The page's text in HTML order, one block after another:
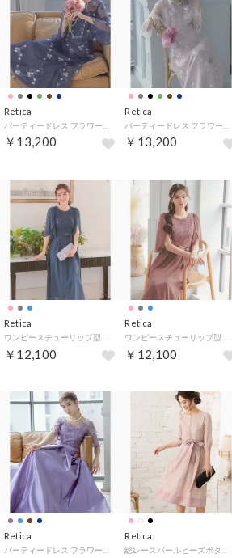
Retica
￥13,200
Retica
￥13,200
Retica
ワンピースチューリップ型半袖シースルーレースウエストリボンロングスカート結婚式パーティードレス （ブルー）
￥12,100
Retica
ワンピースチューリップ型半袖シースルーレースウエストリボンロングスカート結婚式パーティードレス （ダスティピンク）
￥12,100
Retica Retica